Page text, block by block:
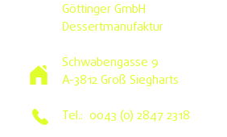
Göttinger GmbH
Dessertmanufaktur
Schwabengasse 9
A-3812 Groß Siegharts
Tel.: 0043 (0) 2847 2318